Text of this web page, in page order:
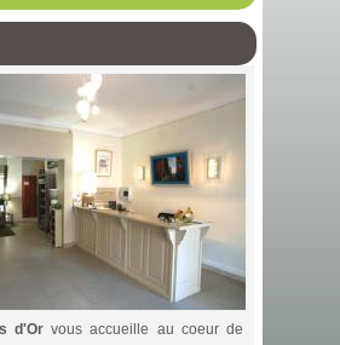
d'Orvous accueille au coeur de